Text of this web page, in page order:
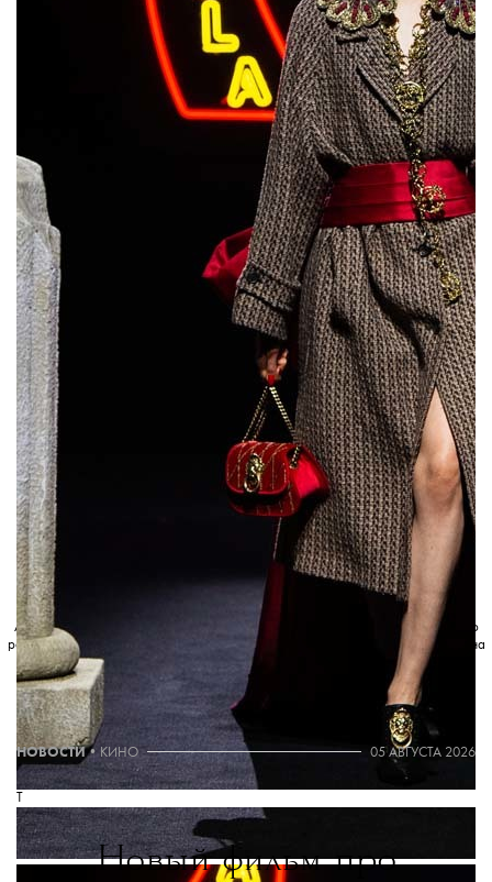
THE BLUEPRINT NEWS
Больше новостей в нашем телеграм-канале
ДОБАВИТЬ НАС В ИСТОЧНИКИ GOOGLE
The Blueprint будет чаще появляться у вас в Google
отмечены:
Американская транснациональная холдинговая компания Meta Platforms Inc. по
реализации продуктов ‒ социальных сетей Facebook и Instagram — запрещена на
территории России.
Маркировка произведена сервисом
НОВОСТИ• КИНО 05 АВГУСТА 2026
T
Новый фильм про